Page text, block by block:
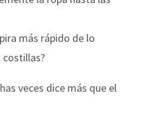
más rápido de lo
costillas?
veces dice más que el